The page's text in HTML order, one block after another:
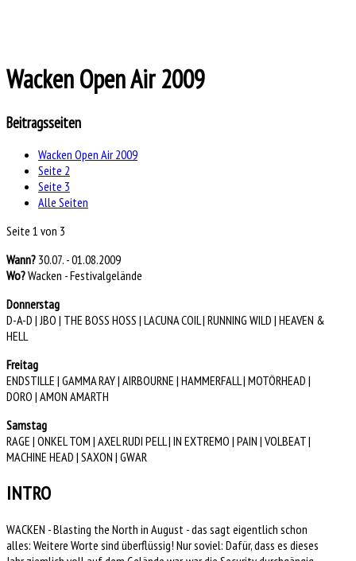
Wacken Open Air 2009
Beitragsseiten
Wacken Open Air 2009
Seite 2
Seite 3
Alle Seiten
Seite 1 von 3
Wann? 30.07. - 01.08.2009
Wo?Wacken - Festivalgelände
Donnerstag
D-A-D | JBO | THE BOSS HOSS | LACUNA COIL | RUNNING WILD | HEAVEN &
HELL
Freitag
ENDSTILLE | GAMMA RAY | AIRBOURNE | HAMMERFALL | MOTÖRHEAD |
DORO | AMON AMARTH
Samstag
RAGE | ONKEL TOM | AXEL RUDI PELL | IN EXTREMO | PAIN | VOLBEAT |
MACHINE HEAD | SAXON | GWAR
INTRO
WACKEN - Blasting the North in August - das sagt eigentlich schon
alles: Weitere Worte sind überflüssig! Nur soviel: Dafür, dass es dieses